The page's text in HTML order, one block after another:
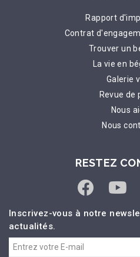
Rapport
Contrat
Trouver un
La vie en
Galerie
Revue de
Nous
Nous
RESTEZ
Inscrivez-vous à notre
actualités.